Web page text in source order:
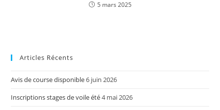
5 mars 2025
Articles Récents
Avis de course disponible6 juin 2026
Inscriptions stages de voile été4 mai 2026